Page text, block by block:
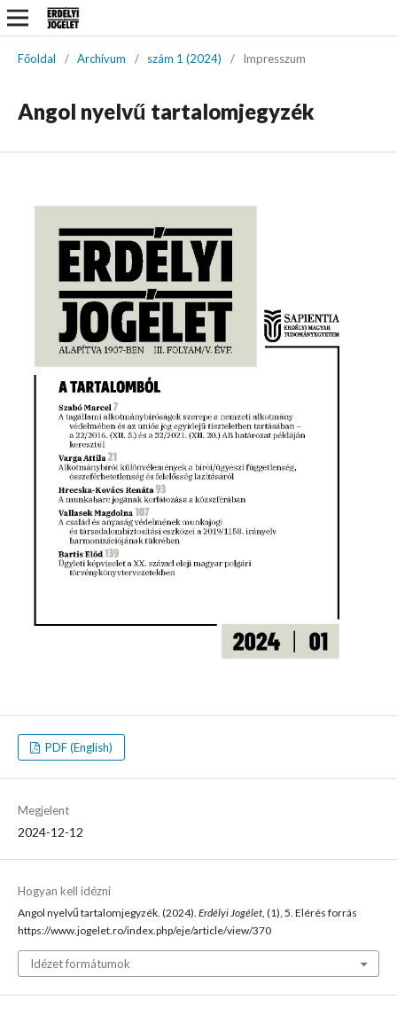
Főoldal / Archívum / szám 1 (2024) / Impresszum
Angol nyelvű tartalomjegyzék
PDF (English)
Megjelent
2024-12-12
Hogyan kell idézni
Angol nyelvű tartalomjegyzék. (2024). Erdélyi Jogélet , (1), 5. Elérés forrás
https://www.jogelet.ro/index.php/eje/article/view/370
Idézet formátumok